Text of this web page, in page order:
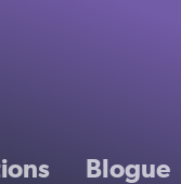
Blogue